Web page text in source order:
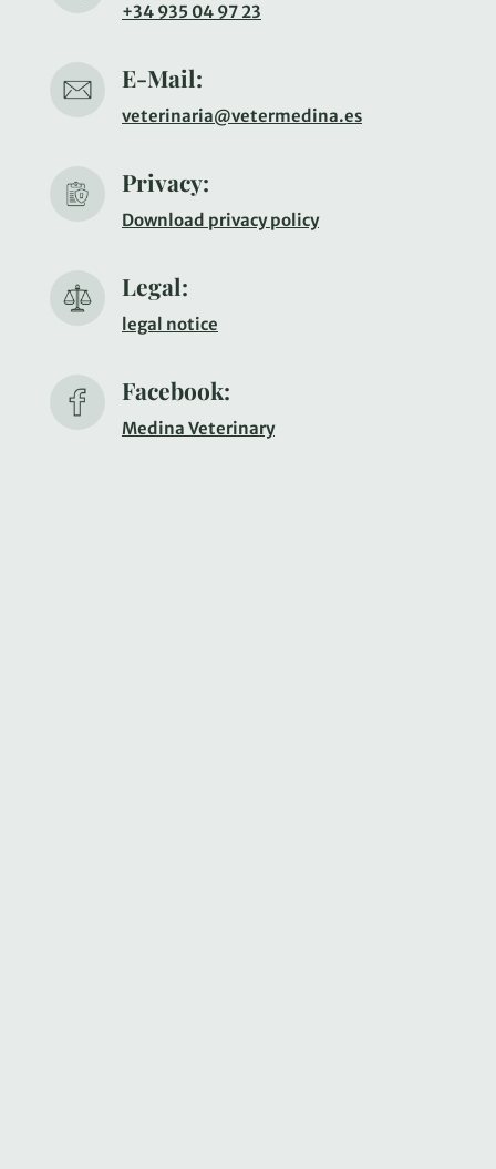
+34 935 04 97 23
E-Mail:
veterinaria@vetermedina.es
Privacy:
Download privacy policy
Legal:
legal notice
Facebook:
Medina Veterinary